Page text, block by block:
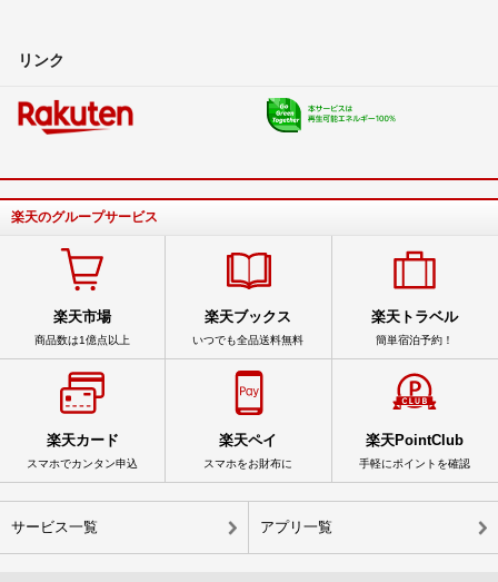
リンク
楽天のグループサービス
楽天市場
商品数は1億点以上
楽天ブックス
いつでも全品送料無料
楽天トラベル
簡単宿泊予約！
楽天カード
スマホでカンタン申込
楽天ペイ
スマホをお財布に
楽天PointClub
手軽にポイントを確認
サービス一覧 アプリ一覧